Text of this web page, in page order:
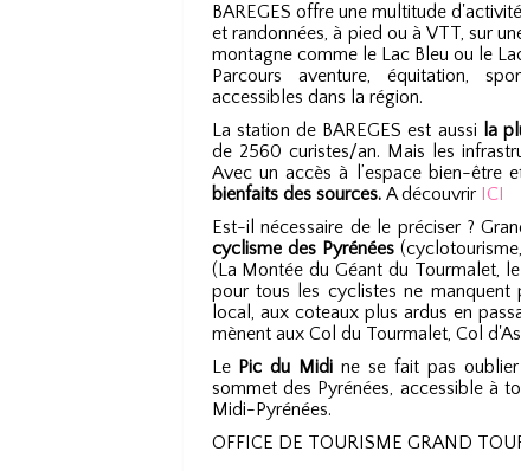
BAREGES offre une multitude
et randonnées, à pied ou à VTT, sur
montagne comme le Lac Bleu ou le
Parcours aventure, équitation,
accessibles dans la région.
La station de BAREGES est aussi la
de 2560 curistes/an. Mais les
Avec un accès à l’espace bien-être
bienfaits des sources. A découvrir ICI
Est-il nécessaire de le préciser ?
cyclisme des Pyrénées
(La Montée du Géant du Tourmalet,
pour tous les cyclistes ne
local, aux coteaux plus ardus en
mènent aux Col du Tourmalet, Col
Le Pic du Midi ne se fait pas
sommet des Pyrénées, accessible à
Midi-Pyrénées.
OFFICE DE TOURISME GRAND